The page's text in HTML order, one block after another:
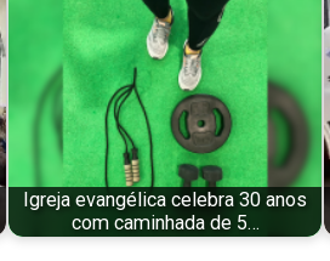
Igreja evangélica celebra 30 anos
com caminhada de 5…